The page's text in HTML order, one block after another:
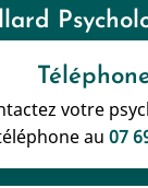
votre
au 07